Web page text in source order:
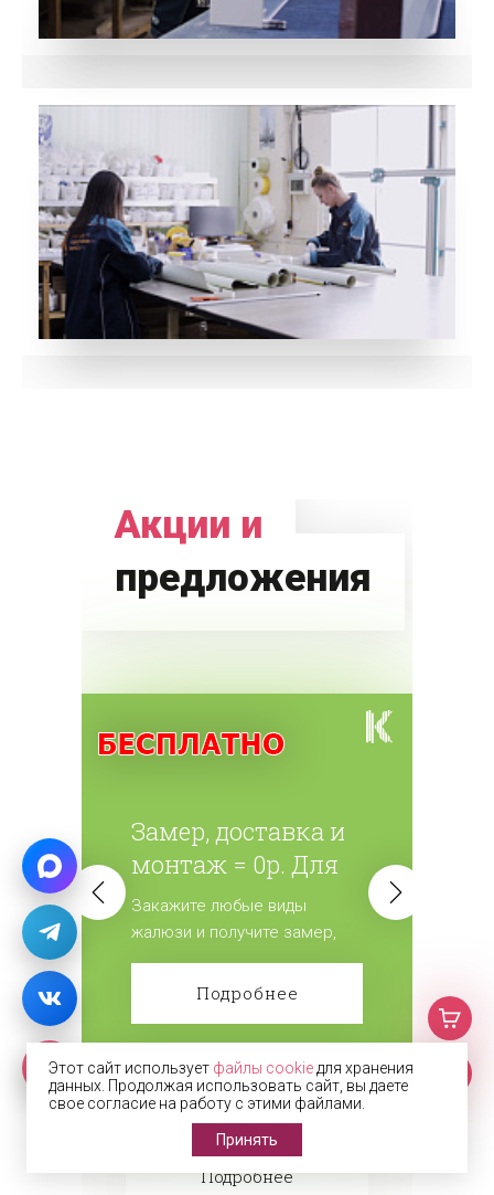
Акции и
предложения
Замер, доставка и
монтаж = 0р. Для
всех жалюзи.
Закажите любые виды
жалюзи и получите замер,
доставку и монтаж
бесплатно! Сделайте заказ!
Подробнее
Подробнее
Этот сайт использует файлы cookie для хранения
данных. Продолжая использовать сайт, вы даете
свое согласие на работу с этими файлами.
Принять